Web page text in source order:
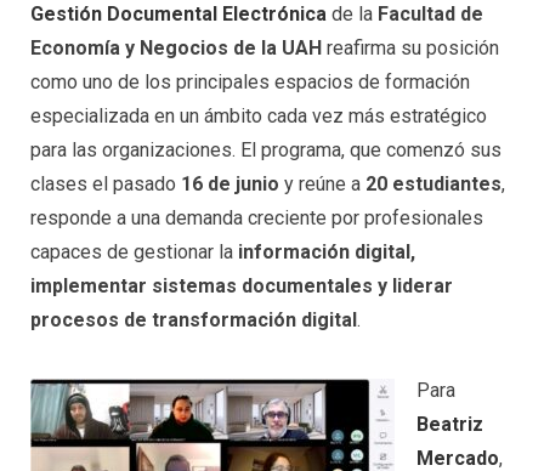
Gestión Documental Electrónica de la Facultad de
Economía y Negocios de la UAH reafirma su posición
como uno de los principales espacios de formación
especializada en un ámbito cada vez más estratégico
para las organizaciones. El programa, que comenzó sus
clases el pasado 16 de junio y reúne a 20 estudiantes,
responde a una demanda creciente por profesionales
capaces de gestionar la información digital,
implementar sistemas documentales y liderar
procesos de transformación digital.
Para
Beatriz
Mercado,